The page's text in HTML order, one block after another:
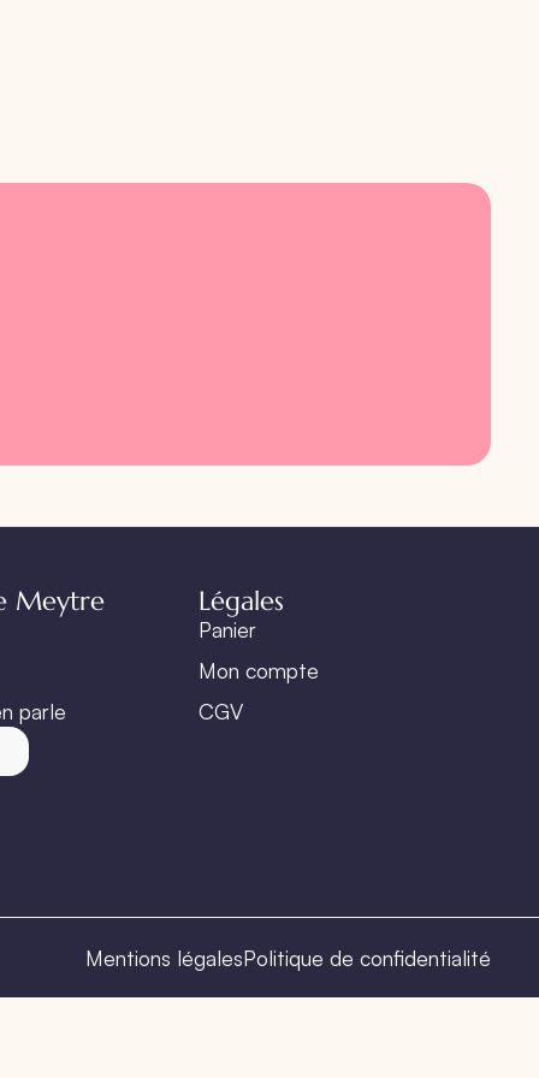
Meytre
parle
Légales
Panier
Mon compte
CGV
Mentions légalesPolitique de confidentialité